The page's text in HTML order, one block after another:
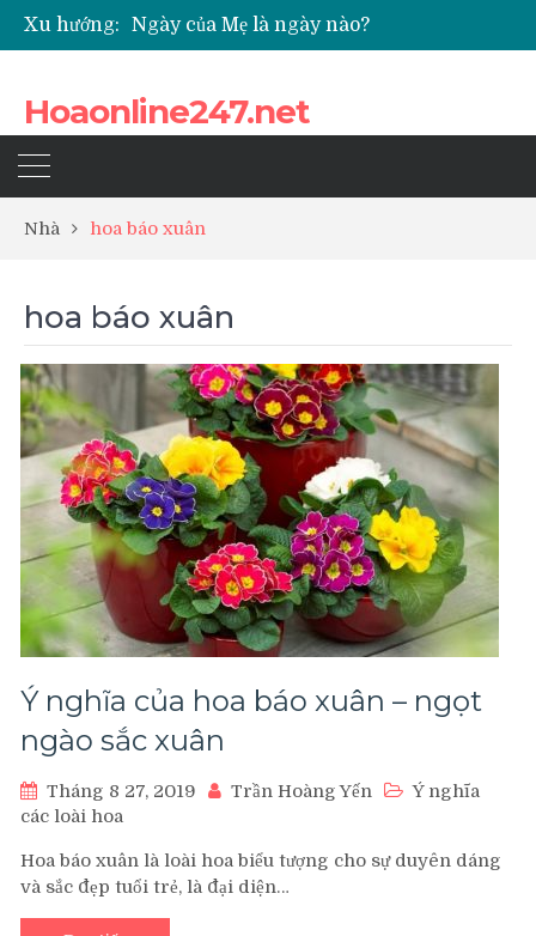
Xu hướng:
Ngày của Mẹ là ngày nào?
Các loại hoa cúc nhỏ được nhiều người yêu thích
Những loài hoa thể hiện sự cố gắng
Top 5 loài hoa phổ biến dùng để ướp trà
Hoaonline247.net
Nhà hoa báo xuân
hoa báo xuân
Ý nghĩa của hoa báo xuân – ngọt
ngào sắc xuân
Tháng 8 27, 2019 Trần Hoàng Yến
Ý nghĩa
các loài hoa
Hoa báo xuân là loài hoa biểu tượng cho sự duyên dáng
và sắc đẹp tuổi trẻ, là đại diện…